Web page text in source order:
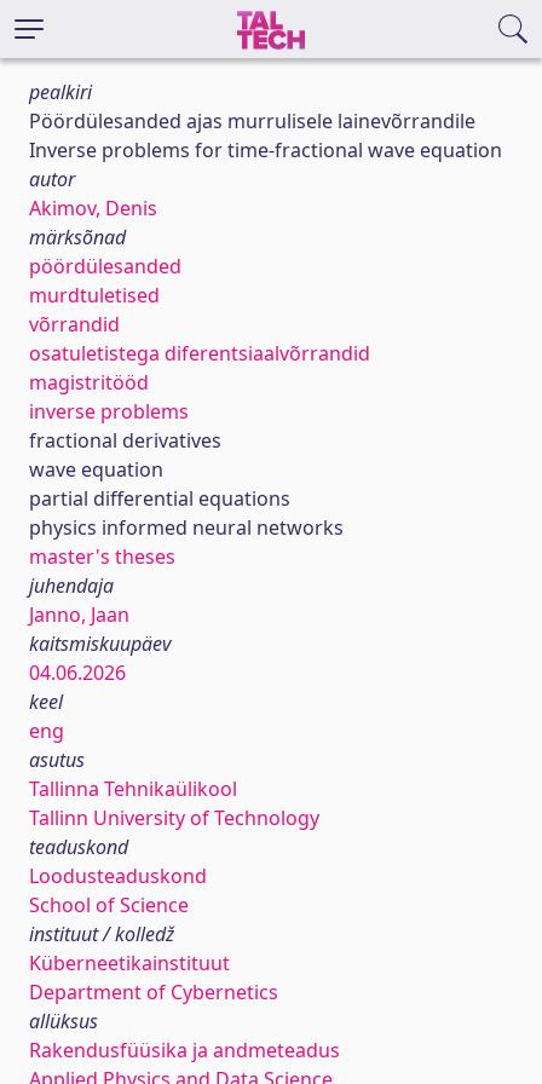
pealkiri
Pöördülesanded ajas murrulisele lainevõrrandile
Inverse problems for time-fractional wave equation
autor
Akimov, Denis
märksõnad
pöördülesanded
murdtuletised
võrrandid
osatuletistega diferentsiaalvõrrandid
magistritööd
inverse problems
fractional derivatives
wave equation
partial differential equations
physics informed neural networks
master's theses
juhendaja
Janno, Jaan
kaitsmiskuupäev
04.06.2026
keel
eng
asutus
Tallinna Tehnikaülikool
Tallinn University of Technology
teaduskond
Loodusteaduskond
School of Science
instituut / kolledž
Küberneetikainstituut
Department of Cybernetics
allüksus
Rakendusfüüsika ja andmeteadus